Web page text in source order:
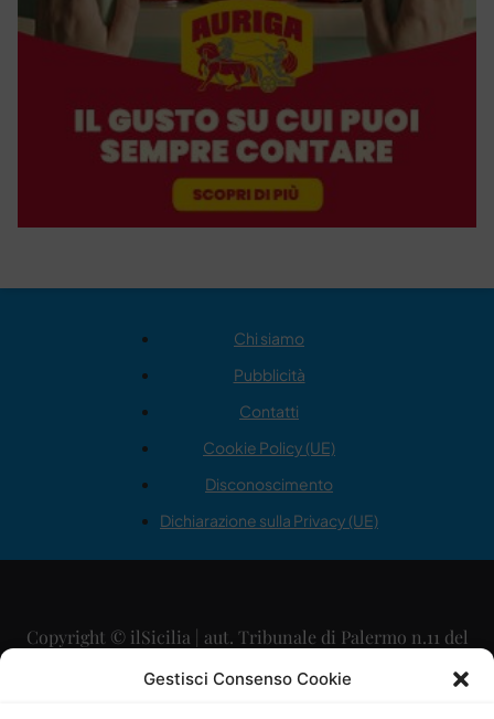
Gestisci Consenso Cookie
Chi siamo
Pubblicità
Contatti
Cookie Policy (UE)
Disconoscimento
Dichiarazione sulla Privacy (UE)
Copyright © ilSicilia | aut. Tribunale di Palermo n.11 del
29/09/2015